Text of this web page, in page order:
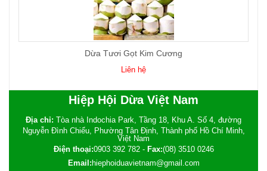
Dừa Tươi Gọt Kim Cương
Liên hệ
Hiệp Hội Dừa Việt Nam
Địa chỉ: Tòa nhà Indochia Park, Tầng 18, Khu A. Số 4, đường
Nguyễn Đình Chiểu, Phường Tân Định, Thành phố Hồ Chí Minh,
Việt Nam
Điện thoại:0903 392 782- Fax:(08) 3510 0246
Email: hiephoiduavietnam@gmail.com